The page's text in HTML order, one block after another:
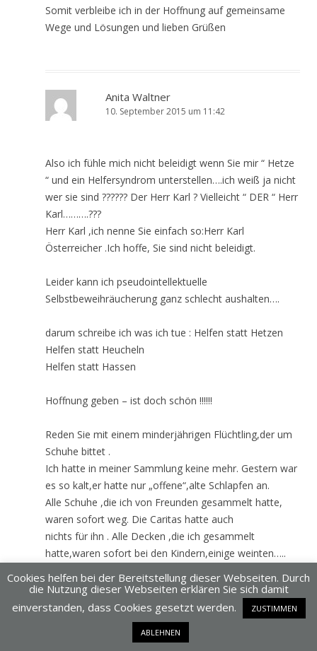
Somit verbleibe ich in der Hoffnung auf gemeinsame
Wege und Lösungen und lieben Grüßen
Anita Waltner
10. September 2015 um 11:42
Also ich fühle mich nicht beleidigt wenn Sie mir “ Hetze
“ und ein Helfersyndrom unterstellen….ich weiß ja nicht
wer sie sind ?????? Der Herr Karl ? Vielleicht “ DER “ Herr
Karl……….???
Herr Karl ,ich nenne Sie einfach so:Herr Karl
Österreicher .Ich hoffe, Sie sind nicht beleidigt.
Leider kann ich pseudointellektuelle
Selbstbeweihräucherung ganz schlecht aushalten….
darum schreibe ich was ich tue : Helfen statt Hetzen
Helfen statt Heucheln
Helfen statt Hassen
Hoffnung geben – ist doch schön !!!!!!
Reden Sie mit einem minderjährigen Flüchtling,der um
Schuhe bittet .
Ich hatte in meiner Sammlung keine mehr. Gestern war
es so kalt,er hatte nur „offene“,alte Schlapfen an.
Alle Schuhe ,die ich von Freunden gesammelt hatte,
waren sofort weg. Die Caritas hatte auch
nichts für ihn . Alle Decken ,die ich gesammelt
hatte,waren sofort bei den Kindern,einige weinten…..
einladen,wissen Sie ,im Lager ist das Essen ……
Gestern wollte ich die Diskussion in Schwung
bringen,offensichtlich ist mir das etwas gelungen.Ich
Cookies helfen bei der Bereitstellung dieser Webseiten. Durch
die Nutzung dieser Webseiten erklären Sie sich damit
einverstanden, dass Cookies gesetzt werden.
ZUSTIMMEN
ABLEHNEN